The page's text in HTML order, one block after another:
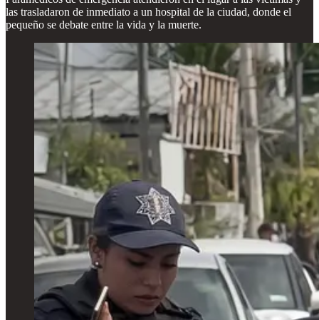
las trasladaron de inmediato a un hospital de la ciudad, donde el
pequeño se debate entre la vida y la muerte.